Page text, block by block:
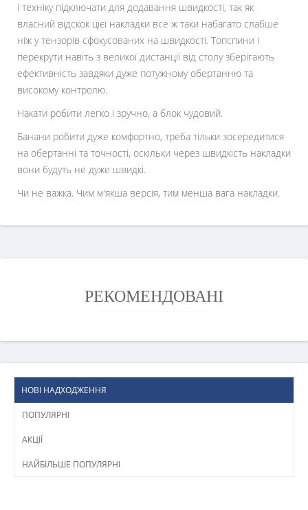
і техніку підключати для додавання швидкості, так як
власний відскок цієї накладки все ж таки набагато слабше
ніж у тензорів сфокусованих на швидкості. Топспини і
перекрути навіть з великої дистанції від столу зберігають
ефективність завдяки дуже потужному обертанню та
високому контролю.
Накати робити легко і зручно, а блок чудовий.
Банани робити дуже комфортно, треба тільки зосередитися
на обертанні та точності, оскільки через швидкість накладки
вони будуть не дуже швидкі.
Чи не важка. Чим м'якша версія, тим менша вага накладки.
РЕКОМЕНДОВАНІ
НОВІ НАДХОДЖЕННЯ
ПОПУЛЯРНІ
АКЦІЇ
НАЙБІЛЬШЕ ПОПУЛЯРНІ